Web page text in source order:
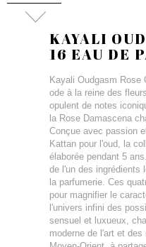
KAYALI
16 EAU DE
Kayali Oudgasm Rose
ode à la reine des
opulent de notes
la Rose Damascena
Conçue avec passion
Kattan pour l'oud, la
élaborée pendant 5
de l'un des ingrédients
la parfumerie. Ces
pour magnifier le
l'univers infini des
sensuel et luxueux,
moderne de l'art et